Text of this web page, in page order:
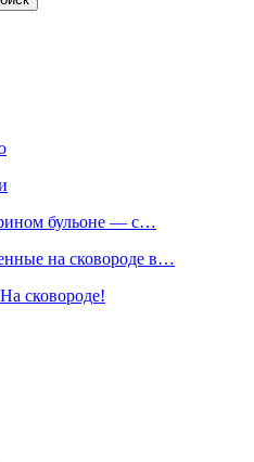
бульоне — с…
на сковороде в…
сковороде!